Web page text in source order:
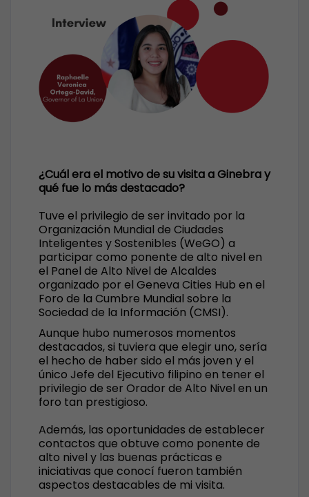
¿Cuál era el motivo de su visita a Ginebra y
qué fue lo más destacado?
Tuve el privilegio de ser invitado por la
Organización Mundial de Ciudades
Inteligentes y Sostenibles (WeGO) a
participar como ponente de alto nivel en
el Panel de Alto Nivel de Alcaldes
organizado por el Geneva Cities Hub en el
Foro de la Cumbre Mundial sobre la
Sociedad de la Información (CMSI).
Aunque hubo numerosos momentos
destacados, si tuviera que elegir uno, sería
el hecho de haber sido el más joven y el
único Jefe del Ejecutivo filipino en tener el
privilegio de ser Orador de Alto Nivel en un
foro tan prestigioso.
Además, las oportunidades de establecer
contactos que obtuve como ponente de
alto nivel y las buenas prácticas e
iniciativas que conocí fueron también
aspectos destacables de mi visita.